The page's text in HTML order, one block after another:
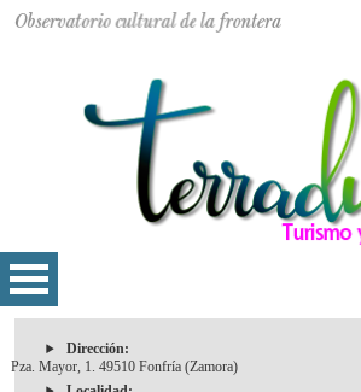
Dirección:
Pza. Mayor, 1. 49510 Fonfría (Zamora)